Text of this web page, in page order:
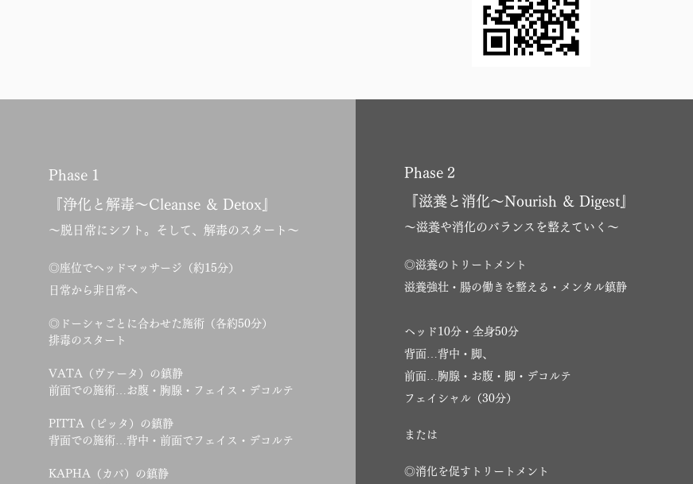
Phase 1
『浄化と解毒～Cleanse ＆ Detox』
～脱日常にシフト。そして、解毒のスタート～
◎座位でヘッドマッサージ（約15分）
日常から非日常へ
◎ドーシャごとに合わせた施術（各約50分）
排毒のスタート
VATA（ヴァータ）の鎮静
前面での施術…お腹・胸腺・フェイス・デコルテ
PITTA（ピッタ）の鎮静
背面での施術…背中・前面でフェイス・デコルテ
KAPHA（カパ）の鎮静
Phase 2
『滋養と消化～Nourish ＆ Digest』
～滋養や消化のバランスを整えていく～
◎滋養のトリートメント
滋養強壮・腸の働きを整える・メンタル鎮静
ヘッド10分・全身50分
背面…背中・脚、
前面…胸腺・お腹・脚・デコルテ
フェイシャル（30分）
または
◎消化を促すトリートメント